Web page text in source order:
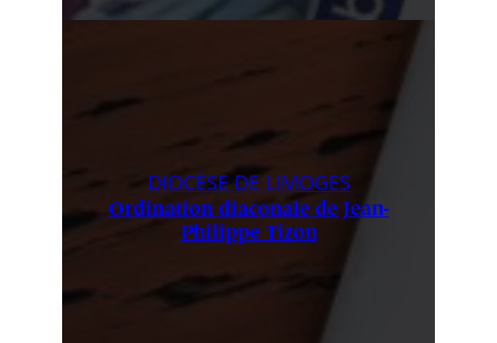
DIOCÈSE DE LIMOGES
Ordination diaconale de Jean-
Philippe Tizon